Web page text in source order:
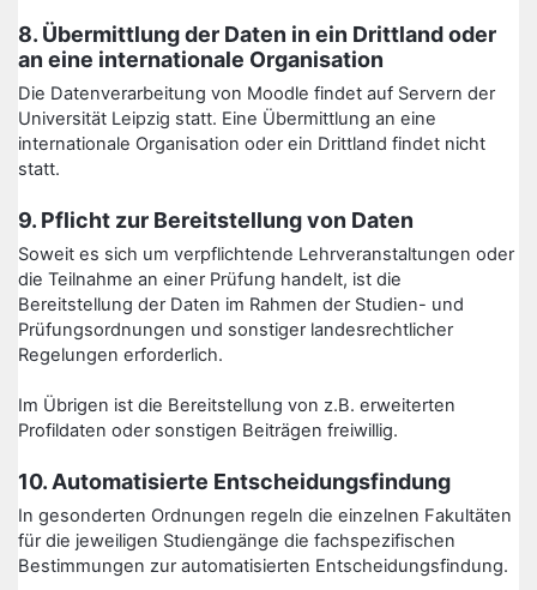
8. Übermittlung der Daten in ein Drittland oder
an eine internationale Organisation
Die Datenverarbeitung von Moodle findet auf Servern der
Universität Leipzig statt. Eine Übermittlung an eine
internationale Organisation oder ein Drittland findet nicht
statt.
9. Pflicht zur Bereitstellung von Daten
Soweit es sich um verpflichtende Lehrveranstaltungen oder
die Teilnahme an einer Prüfung handelt, ist die
Bereitstellung der Daten im Rahmen der Studien- und
Prüfungsordnungen und sonstiger landesrechtlicher
Regelungen erforderlich.
Im Übrigen ist die Bereitstellung von z.B. erweiterten
Profildaten oder sonstigen Beiträgen freiwillig.
10. Automatisierte Entscheidungsfindung
In gesonderten Ordnungen regeln die einzelnen Fakultäten
für die jeweiligen Studiengänge die fachspezifischen
Bestimmungen zur automatisierten Entscheidungsfindung.